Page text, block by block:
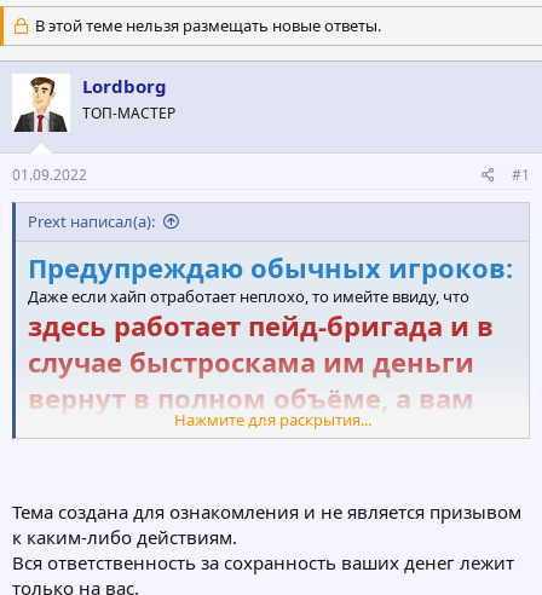
т
о
р
т
е
м
ы
т
а
н
а
ч
а
В этой теме нельзя размещать новые ответы.
Lordborg
ТОП-МАСТЕР
01.09.2022 #1
Prext написал(а):
Предупреждаю обычных игроков:
Даже если хайп отработает неплохо, то имейте ввиду, что
здесь работает пейд-бригада и в
случае быстроскама им деньги
вернут в полном объёме, а вам
точно нет.Нажмите для раскрытия...
Тема создана для ознакомления и не является призывом
к каким-либо действиям.
Вся ответственность за сохранность ваших денег лежит
только на вас.